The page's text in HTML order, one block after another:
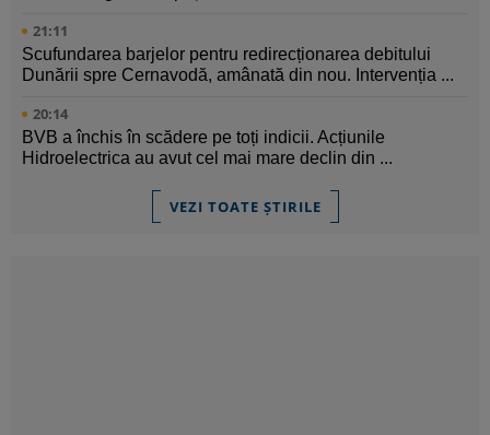
21:11
Scufundarea barjelor pentru redirecționarea debitului
Dunării spre Cernavodă, amânată din nou. Intervenția ...
20:14
BVB a închis în scădere pe toți indicii. Acțiunile
Hidroelectrica au avut cel mai mare declin din ...
VEZI TOATE ȘTIRILE